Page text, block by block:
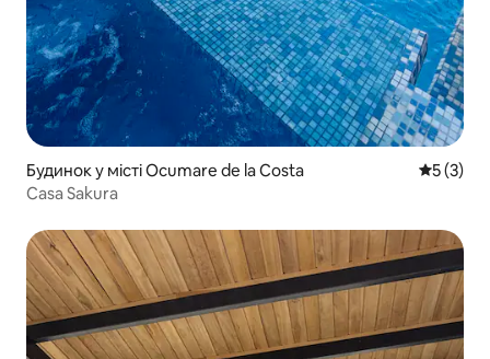
Будинок у місті Ocumare de la Costa Середня
5 (3)
Casa Sakura